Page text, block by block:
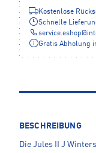
Kostenlose
Schnelle
service.eshop@
Gratis Abholung
BESCHREIBUNG
Die Jules II J